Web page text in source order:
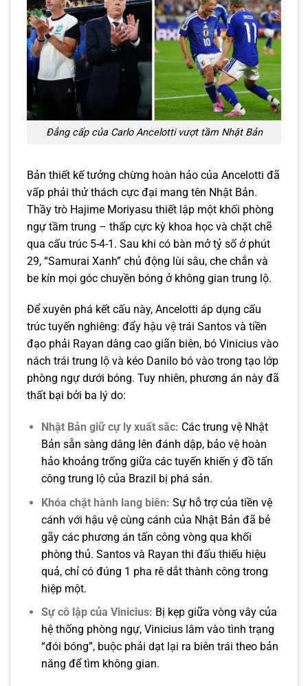
Đẳng cấp của Carlo Ancelotti vượt tầm Nhật Bản
Bản thiết kế tưởng chừng hoàn hảo của Ancelotti đã
vấp phải thử thách cực đại mang tên Nhật Bản.
Thầy trò Hajime Moriyasu thiết lập một khối phòng
ngự tầm trung – thấp cực kỳ khoa học và chặt chẽ
qua cấu trúc 5-4-1. Sau khi có bàn mở tỷ số ở phút
29, “Samurai Xanh” chủ động lùi sâu, che chắn và
be kín mọi góc chuyền bóng ở không gian trung lộ.
Để xuyên phá kết cấu này, Ancelotti áp dụng cấu
trúc tuyến nghiêng: đẩy hậu vệ trái Santos và tiền
đạo phải Rayan dâng cao giãn biên, bó Vinicius vào
nách trái trung lộ và kéo Danilo bó vào trong tạo lớp
phòng ngự dưới bóng. Tuy nhiên, phương án này đã
thất bại bởi ba lý do:
Nhật Bản giữ cự ly xuất sắc: Các trung vệ Nhật
Bản sẵn sàng dâng lên đánh dập, bảo vệ hoàn
hảo khoảng trống giữa các tuyến khiến ý đồ tấn
công trung lộ của Brazil bị phá sản.
Khóa chặt hành lang biên: Sự hỗ trợ của tiền vệ
cánh với hậu vệ cùng cánh của Nhật Bản đã bẻ
gãy các phương án tấn công vòng qua khối
phòng thủ. Santos và Rayan thi đấu thiếu hiệu
quả, chỉ có đúng 1 pha rê dắt thành công trong
hiệp một.
Sự cô lập của Vinicius: Bị kẹp giữa vòng vây của
hệ thống phòng ngự, Vinicius lâm vào tình trạng
“đói bóng”, buộc phải dạt lại ra biên trái theo bản
năng để tìm không gian.